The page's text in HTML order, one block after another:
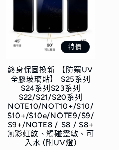
特價
終身保固換新 【防窺UV
全膠玻璃貼】 S25系列
S24系列S23系列
S22/S21/S20系列
NOTE10/NOT10+/S10/
S10+/S10e/NOTE9/S9/
S9+/NOTE8 / S8 / S8+
無彩虹紋、觸碰靈敏、可
入水 (附UV燈)